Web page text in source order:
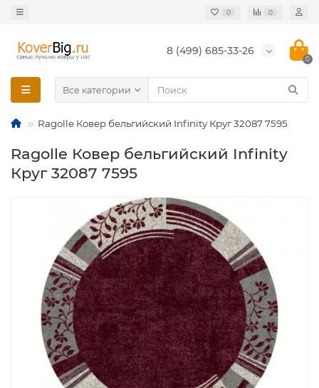
0 0
8 (499) 685-33-26
0
Все категории
Ragolle Ковер бельгийский Infinity Круг 32087 7595
Ragolle Ковер бельгийский Infinity
Круг 32087 7595